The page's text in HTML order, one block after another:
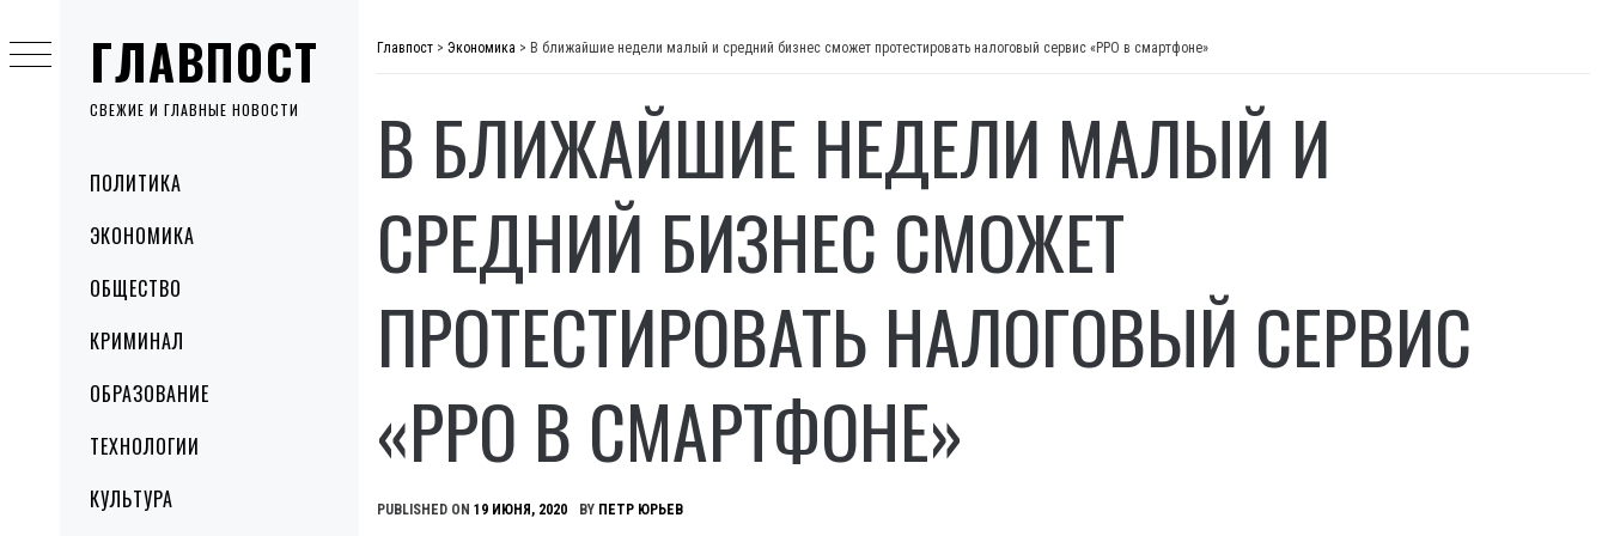
ГЛАВПОСТ
СВЕЖИЕ И ГЛАВНЫЕ НОВОСТИ
MenuПОЛИТИКА
ЭКОНОМИКА
ОБЩЕСТВО
КРИМИНАЛ
ОБРАЗОВАНИЕ
ТЕХНОЛОГИИ
КУЛЬТУРА
to
content
Главпост > Экономика > В ближайшие недели малый и средний бизнес сможет протестировать налоговый сервис «РРО в смартфоне»
В БЛИЖАЙШИЕ НЕДЕЛИ МАЛЫЙ И
СРЕДНИЙ БИЗНЕС СМОЖЕТ
ПРОТЕСТИРОВАТЬ НАЛОГОВЫЙ СЕРВИС
«РРО В СМАРТФОНЕ»
PUBLISHED ON 19 ИЮНЯ, 2020 BY ПЕТР ЮРЬЕВ